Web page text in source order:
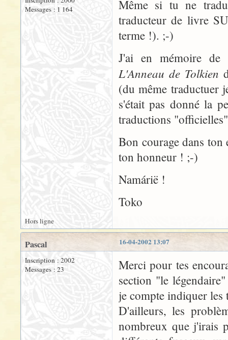
Messages : 1 164
Même si tu ne
traducteur de livre
terme !). ;-)
J'ai en mémoire de
L'Anneau de Tolkien
(du même traductuer
s'était pas donné la
traductions
Bon courage dans
ton honneur ! ;-)
Namárië !
Toko
Hors ligne
16-04-2002 13:07
Pascal
Inscription : 2002
Messages : 23
Merci pour tes
section "le
je compte indiquer
D'ailleurs, les
nombreux que j'irais